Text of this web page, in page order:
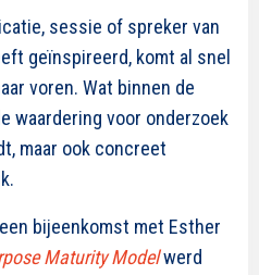
sessie of spreker van
geïnspireerd, komt al snel
voren. Wat binnen de
waardering voor onderzoek
maar ook concreet
bijeenkomst met Esther
Maturity Modelwerd